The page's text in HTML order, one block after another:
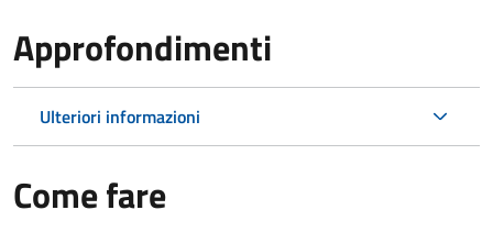
Approfondimenti
Ulteriori informazioni
Come fare